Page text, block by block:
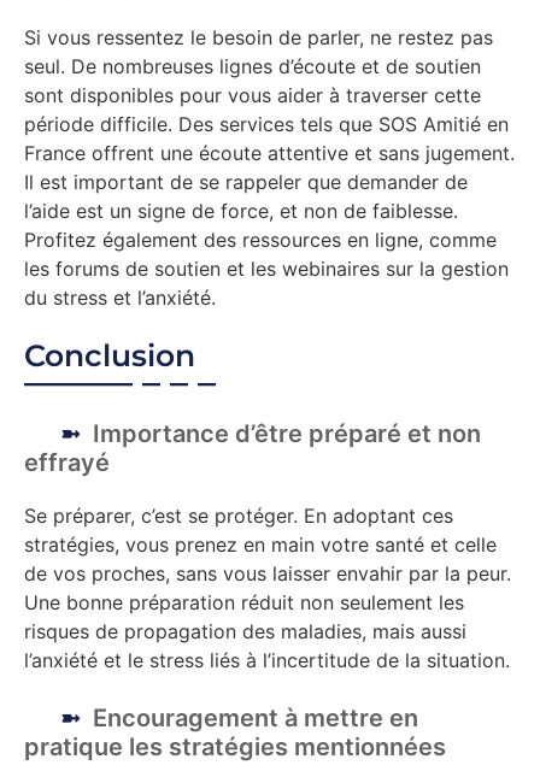
Si vous ressentez le besoin de parler, ne restez pas
seul. De nombreuses lignes d’écoute et de soutien
sont disponibles pour vous aider à traverser cette
période difficile. Des services tels que SOS Amitié en
France offrent une écoute attentive et sans jugement.
Il est important de se rappeler que demander de
l’aide est un signe de force, et non de faiblesse.
Profitez également des ressources en ligne, comme
les forums de soutien et les webinaires sur la gestion
du stress et l’anxiété.
Conclusion
Importance d’être préparé et non
effrayé
Se préparer, c’est se protéger. En adoptant ces
stratégies, vous prenez en main votre santé et celle
de vos proches, sans vous laisser envahir par la peur.
Une bonne préparation réduit non seulement les
risques de propagation des maladies, mais aussi
l’anxiété et le stress liés à l’incertitude de la situation.
Encouragement à mettre en
pratique les stratégies mentionnées